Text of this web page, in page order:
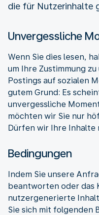
die für Nutzerinhalte
Unvergessliche
Wenn Sie dies lesen,
um Ihre Zustimmung
Postings auf sozialen
gutem Grund: Es
unvergessliche
möchten wir Sie nur
Dürfen wir Ihre Inhalte
Bedingungen
Indem Sie unsere
beantworten oder das
nutzergenerierte
Sie sich mit folgenden